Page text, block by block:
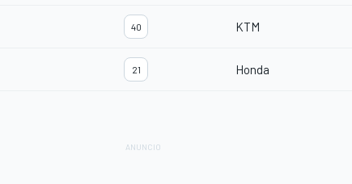
40 KTM
21 Honda